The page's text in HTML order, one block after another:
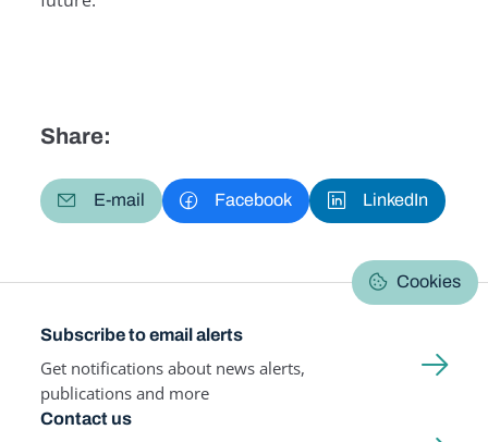
Share:
E-mail Facebook LinkedIn
Cookies
Subscribe to email alerts
Get notifications about news alerts,
publications and more
Contact us